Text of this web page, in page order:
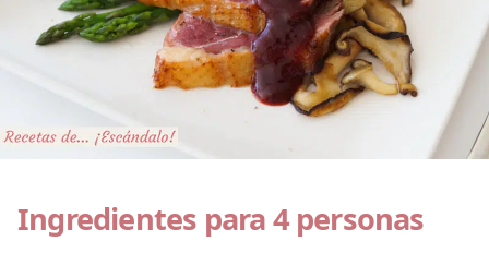
Ingredientes para 4 personas